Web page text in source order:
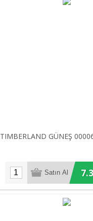
TIMBERLAND GÜNEŞ